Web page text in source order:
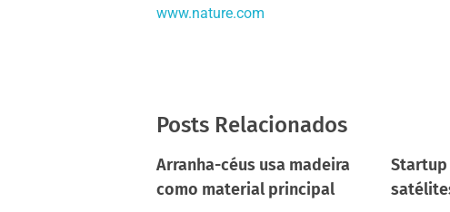
www.nature.com
Posts Relacionados
Arranha-céus usa madeira
como material principal